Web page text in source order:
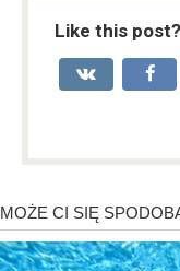
Like this